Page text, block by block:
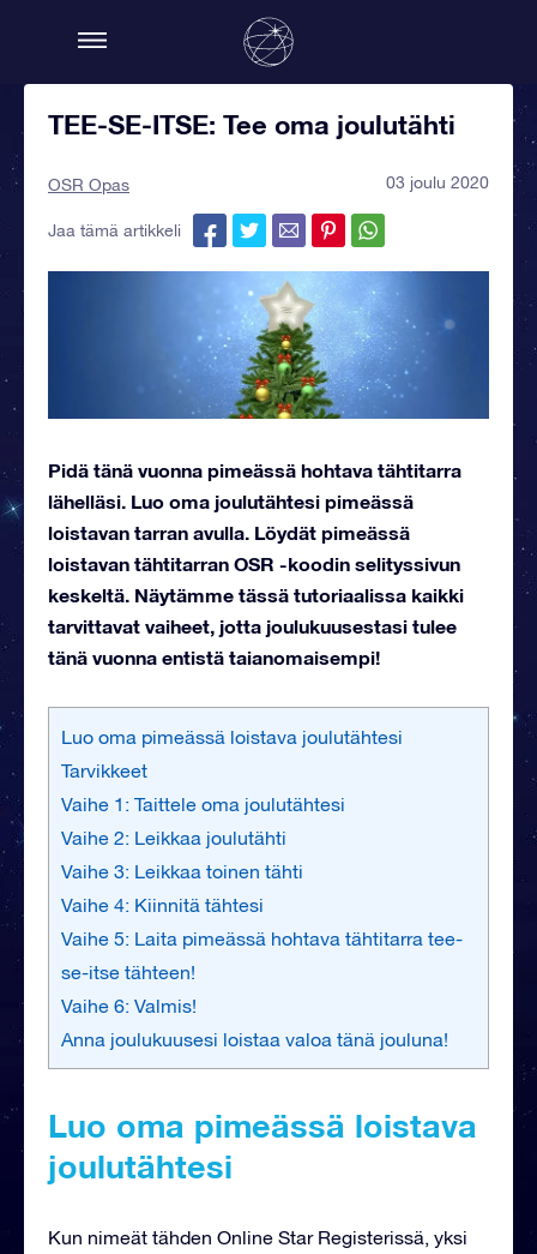
TEE-SE-ITSE: Tee oma joulutähti
OSR Opas 03 joulu 2020
Jaa tämä artikkeli
Pidä tänä vuonna pimeässä hohtava tähtitarra
lähelläsi. Luo oma joulutähtesi pimeässä
loistavan tarran avulla. Löydät pimeässä
loistavan tähtitarran OSR -koodin selityssivun
keskeltä. Näytämme tässä tutoriaalissa kaikki
tarvittavat vaiheet, jotta joulukuusestasi tulee
tänä vuonna entistä taianomaisempi!
Luo oma pimeässä loistava joulutähtesi
Tarvikkeet
Vaihe 1: Taittele oma joulutähtesi
Vaihe 2: Leikkaa joulutähti
Vaihe 3: Leikkaa toinen tähti
Vaihe 4: Kiinnitä tähtesi
Vaihe 5: Laita pimeässä hohtava tähtitarra tee-
se-itse tähteen!
Vaihe 6: Valmis!
Anna joulukuusesi loistaa valoa tänä jouluna!
Luo oma pimeässä loistava
joulutähtesi
Kun nimeät tähden Online Star Registerissä, yksi